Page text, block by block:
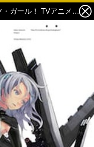
「ヒト」と「モノ」のボーイ・ミーツ・ガール！ TVアニメ『BEATLESS』2018年1月放送決定！ 2枚目の写真・画像
この記事の画像 残り2